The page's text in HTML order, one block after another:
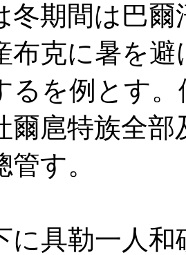
冬期間は巴
布克に暑を避
るを例とす
爾扈特族全部
す。
に具勒一人